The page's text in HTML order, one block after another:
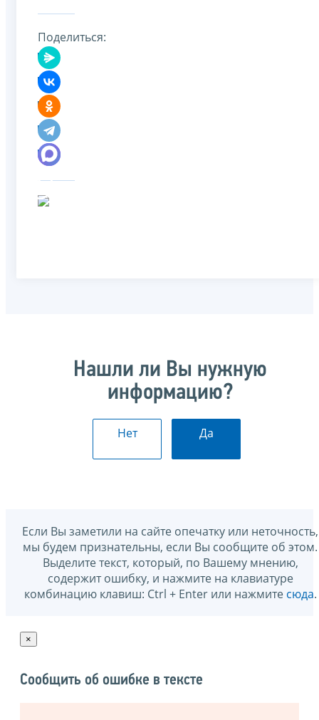
Поделиться:
Нашли ли Вы нужную
информацию?
Нет Да
Если Вы заметили на сайте опечатку или неточность,
мы будем признательны, если Вы сообщите об этом.
Выделите текст, который, по Вашему мнению,
содержит ошибку, и нажмите на клавиатуре
комбинацию клавиш: Ctrl + Enter или нажмите сюда.
×
Сообщить об ошибке в тексте